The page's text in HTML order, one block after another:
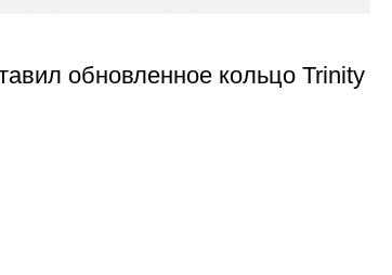
обновленное кольцо Trinity